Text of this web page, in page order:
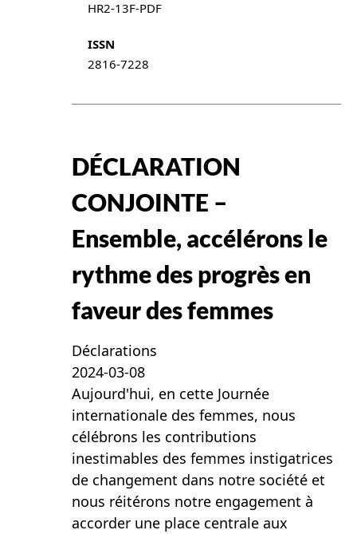
HR2-13F-PDF
ISSN
2816-7228
DÉCLARATION
CONJOINTE –
Ensemble, accélérons le
rythme des progrès en
faveur des femmes
Déclarations
2024-03-08
Aujourd'hui, en cette Journée
internationale des femmes, nous
célébrons les contributions
inestimables des femmes instigatrices
de changement dans notre société et
nous réitérons notre engagement à
accorder une place centrale aux